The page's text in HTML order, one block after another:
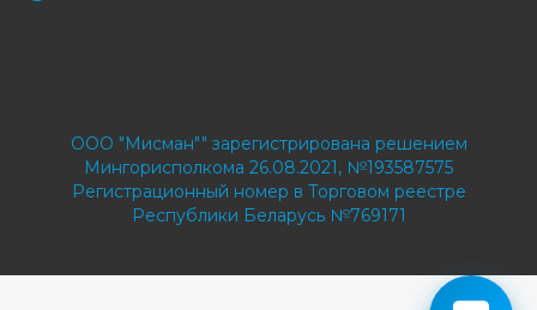
ООО "Мисман"" зарегистрирована решением
Мингорисполкома 26.08.2021, №193587575
Регистрационный номер в Торговом реестре
Республики Беларусь №769171